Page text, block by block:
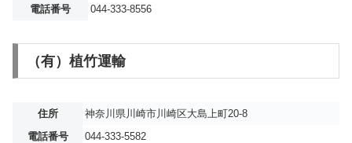
電話番号
044-333-8556
（有）植竹運輸
住所
神奈川県川崎市川崎区大島上町20-8
電話番号
044-333-5582